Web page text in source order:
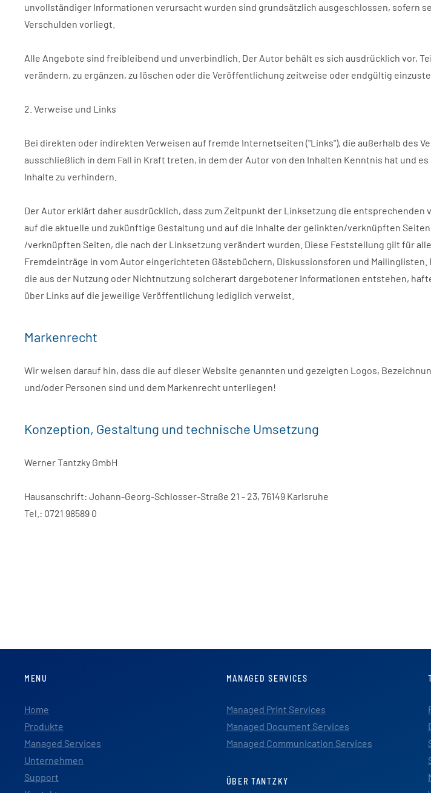
unvollständiger Informationen verursacht wurden sind grundsätzlich ausgeschlossen, sofern
Verschulden vorliegt.
Alle Angebote sind freibleibend und unverbindlich. Der Autor behält es sich ausdrücklich vor,
verändern, zu ergänzen, zu löschen oder die Veröffentlichung zeitweise oder endgültig
2. Verweise und Links
Bei direkten oder indirekten Verweisen auf fremde Internetseiten ("Links"), die außerhalb
ausschließlich in dem Fall in Kraft treten, in dem der Autor von den Inhalten Kenntnis hat und
Inhalte zu verhindern.
Der Autor erklärt daher ausdrücklich, dass zum Zeitpunkt der Linksetzung die
auf die aktuelle und zukünftige Gestaltung und auf die Inhalte der gelinkten/verknüpften
/verknüpften Seiten, die nach der Linksetzung verändert wurden. Diese Feststellung gilt für
Fremdeinträge in vom Autor eingerichteten Gästebüchern, Diskussionsforen und
die aus der Nutzung oder Nichtnutzung solcherart dargebotener Informationen entstehen,
über Links auf die jeweilige Veröffentlichung lediglich verweist.
Markenrecht
Wir weisen darauf hin, dass die auf dieser Website genannten und gezeigten Logos,
und/oder Personen sind und dem Markenrecht unterliegen!
Konzeption, Gestaltung und technische Umsetzung
Werner Tantzky GmbH
Hausanschrift: Johann-Georg-Schlosser-Straße 21 - 23, 76149 Karlsruhe
Tel.: 0721 98589 0
MENU
Home
Produkte
Managed Services
Unternehmen
Support
MANAGED SERVICES
Managed Print Services
Managed Document Services
Managed Communication Services
ÜBER TANTZKY